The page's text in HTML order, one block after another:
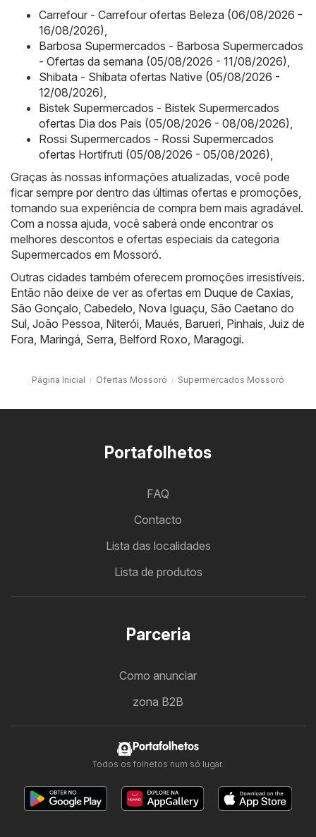
Carrefour - Carrefour ofertas Beleza (06/08/2026 -
16/08/2026)
Barbosa Supermercados - Barbosa Supermercados
- Ofertas da semana (05/08/2026 - 11/08/2026)
Shibata - Shibata ofertas Native (05/08/2026 -
12/08/2026)
Bistek Supermercados - Bistek Supermercados
ofertas Dia dos Pais (05/08/2026 - 08/08/2026)
Rossi Supermercados - Rossi Supermercados
ofertas Hortifruti (05/08/2026 - 05/08/2026)
Graças às nossas informações atualizadas, você pode
ficar sempre por dentro das últimas ofertas e promoções,
tornando sua experiência de compra bem mais agradável.
Com a nossa ajuda, você saberá onde encontrar os
melhores descontos e ofertas especiais da categoria
Supermercados em Mossoró.
Outras cidades também oferecem promoções irresistíveis.
Então não deixe de ver as ofertas em Duque de Caxias
São Gonçalo Cabedelo Nova Iguaçu São Caetano do
Sul João Pessoa Niterói Maués Barueri Pinhais Juiz de
Fora Maringá Serra Belford Roxo Maragogi.
Página Inicial Ofertas Mossoró Supermercados Mossoró
Portafolhetos
FAQ
Contacto
Lista das localidades
Lista de produtos
Parceria
Como anunciar
zona B2B
Portafolhetos
Todos os folhetos num só lugar.